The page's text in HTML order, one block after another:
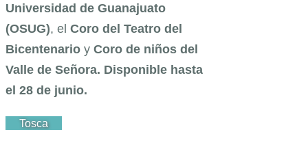
Universidad de Guanajuato
(OSUG), el Coro del Teatro del
Bicentenario y Coro de niños del
Valle de Señora. Disponible hasta
el 28 de junio.
Tosca